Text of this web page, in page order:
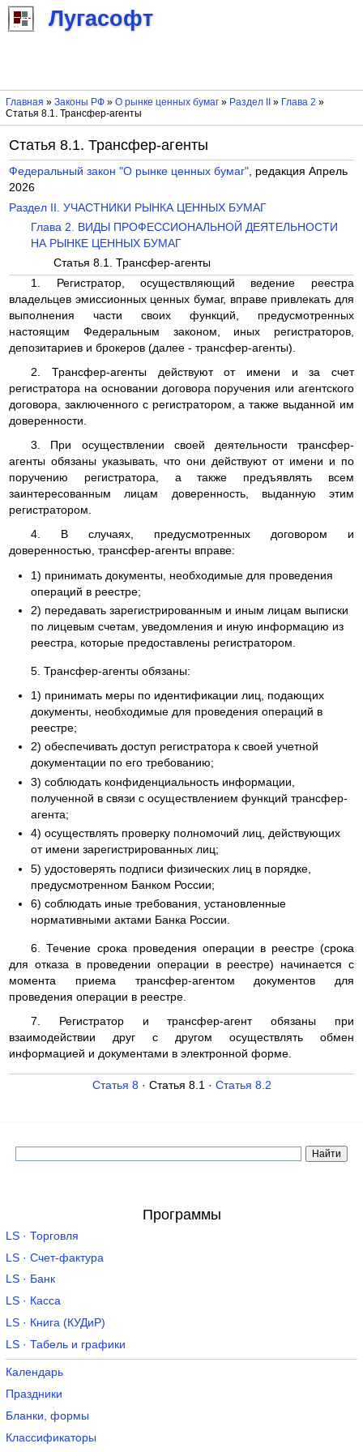
Лугасофт
Главная » Законы РФ» О рынке ценных бумаг» Раздел II » Глава 2 »
Статья 8.1. Трансфер-агенты
Статья 8.1. Трансфер-агенты
Федеральный закон "О рынке ценных бумаг", редакция Апрель
2026
Раздел II. УЧАСТНИКИ РЫНКА ЦЕННЫХ БУМАГ
Глава 2. ВИДЫ ПРОФЕССИОНАЛЬНОЙ ДЕЯТЕЛЬНОСТИ
НА РЫНКЕ ЦЕННЫХ БУМАГ
Статья 8.1. Трансфер-агенты
1. Регистратор, осуществляющий ведение реестра
владельцев эмиссионных ценных бумаг, вправе привлекать для
выполнения части своих функций, предусмотренных
настоящим Федеральным законом, иных регистраторов,
депозитариев и брокеров (далее - трансфер-агенты).
2. Трансфер-агенты действуют от имени и за счет
регистратора на основании договора поручения или агентского
договора, заключенного с регистратором, а также выданной им
доверенности.
3. При осуществлении своей деятельности трансфер-
агенты обязаны указывать, что они действуют от имени и по
поручению регистратора, а также предъявлять всем
заинтересованным лицам доверенность, выданную этим
регистратором.
4. В случаях, предусмотренных договором и
доверенностью, трансфер-агенты вправе:
1) принимать документы, необходимые для проведения
операций в реестре;
2) передавать зарегистрированным и иным лицам выписки
по лицевым счетам, уведомления и иную информацию из
реестра, которые предоставлены регистратором.
5. Трансфер-агенты обязаны:
1) принимать меры по идентификации лиц, подающих
документы, необходимые для проведения операций в
реестре;
2) обеспечивать доступ регистратора к своей учетной
документации по его требованию;
3) соблюдать конфиденциальность информации,
полученной в связи с осуществлением функций трансфер-
агента;
4) осуществлять проверку полномочий лиц, действующих
от имени зарегистрированных лиц;
5) удостоверять подписи физических лиц в порядке,
предусмотренном Банком России;
6) соблюдать иные требования, установленные
нормативными актами Банка России.
6. Течение срока проведения операции в реестре (срока
для отказа в проведении операции в реестре) начинается с
момента приема трансфер-агентом документов для
проведения операции в реестре.
7. Регистратор и трансфер-агент обязаны при
взаимодействии друг с другом осуществлять обмен
информацией и документами в электронной форме.
Статья 8 · Статья 8.1 · Статья 8.2
Программы
LS · Торговля
LS · Счет-фактура
LS · Банк
LS · Касса
LS · Книга (КУДиР)
LS · Табель и графики
Календарь
Праздники
Бланки, формы
Классификаторы